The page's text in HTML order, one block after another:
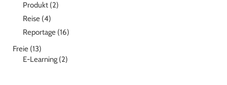
Produkt (2)
Reise (4)
Reportage (16)
Freie (13)
E-Learning (2)